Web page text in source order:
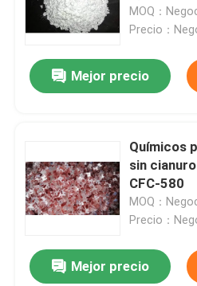
MOQ：
Precio：
Mejor precio
Químicos
sin
CFC-580
MOQ：
Precio：
Mejor precio